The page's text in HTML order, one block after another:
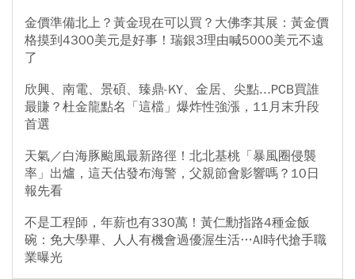
金價準備北上？黃金現在可以買？大佛李其展：黃金價
格摸到4300美元是好事！瑞銀3理由喊5000美元不遠
了
欣興、南電、景碩、臻鼎-KY、金居、尖點...PCB買誰
最賺？杜金龍點名「這檔」爆炸性強漲，11月末升段
首選
天氣／白海豚颱風最新路徑！北北基桃「暴風圈侵襲
率」出爐，這天估發布海警，父親節會影響嗎？10日
報先看
不是工程師，年薪也有330萬！黃仁勳指路4種金飯
碗：免大學畢、人人有機會過優渥生活…AI時代搶手職
業曝光